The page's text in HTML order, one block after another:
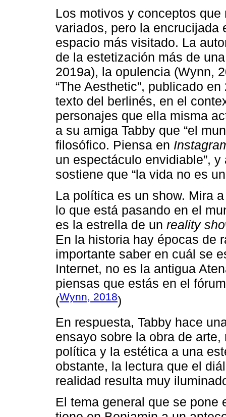
Los motivos y conceptos
variados, pero la
espacio más visitado. La
de la estetización más de
2019a), la opulencia (Wynn,
“The Aesthetic”, publicado
texto del berlinés, en el
personajes que ella misma
a su amiga Tabby que “el
filosófico. Piensa en
un espectáculo envidiable”,
sostiene que “la vida no es
La política es un show. Mira
lo que está pasando en el
es la estrella de un reality
En la historia hay épocas de
importante saber en cuál se
Internet, no es la antigua
piensas que estás en el
(Wynn, 2018)
En respuesta, Tabby hace
ensayo sobre la obra de
política y la estética a una
obstante, la lectura que el
realidad resulta muy
El tema general que se